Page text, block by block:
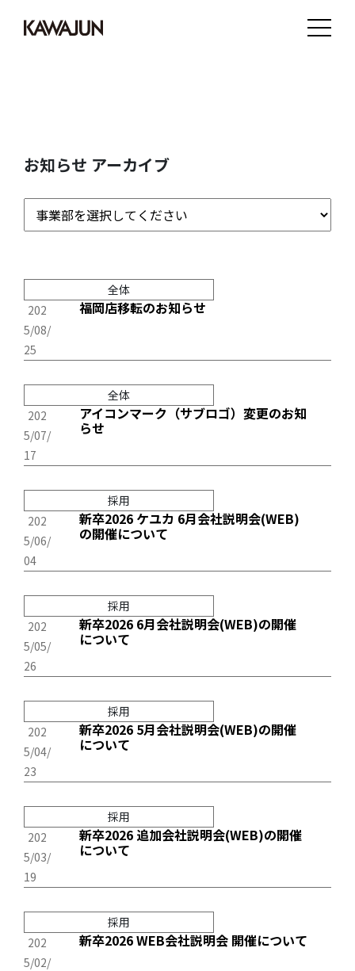
お知らせ アーカイブ
全体
202
5/08/
25
福岡店移転のお知らせ
全体
202
5/07/
17
アイコンマーク（サブロゴ）変更のお知
らせ
採用
202
5/06/
04
新卒2026 ケユカ 6月会社説明会(WEB)
の開催について
採用
202
5/05/
26
新卒2026 6月会社説明会(WEB)の開催
について
採用
202
5/04/
23
新卒2026 5月会社説明会(WEB)の開催
について
採用
202
5/03/
19
新卒2026 追加会社説明会(WEB)の開催
について
採用
202
5/02/
新卒2026 WEB会社説明会 開催について